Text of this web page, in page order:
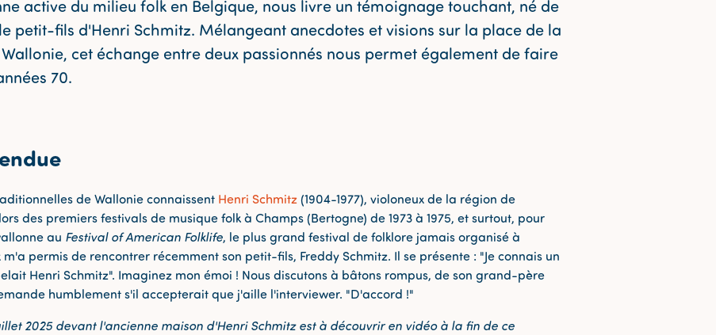
active du milieu folk en Belgique, nous livre un témoignage touchant, né de
petit-fils d'Henri Schmitz. Mélangeant anecdotes et visions sur la place de la
cet échange entre deux passionnés nous permet également de faire
70.
de Wallonie connaissent Henri Schmitz (1904-1977), violoneux de la région de
des premiers festivals de musique folk à Champs (Bertogne) de 1973 à 1975, et surtout, pour
au Festival of American Folklife, le plus grand festival de folklore jamais organisé à
permis de rencontrer récemment son petit-fils, Freddy Schmitz. Il se présente : "Je connais un
Henri Schmitz". Imaginez mon émoi ! Nous discutons à bâtons rompus, de son grand-père
humblement s'il accepterait que j'aille l'interviewer. "D'accord !"
2025 devant l'ancienne maison d'Henri Schmitz est à découvrir en vidéo à la fin de ce